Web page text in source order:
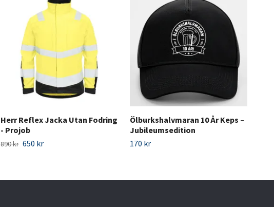
Herr Reflex Jacka Utan Fodring
- Projob
890 kr 650 kr
Ölburkshalvmaran 10 År Keps –
Jubileumsedition
170 kr